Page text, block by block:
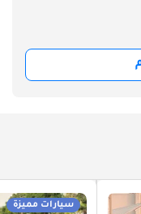
سيارات مميزة